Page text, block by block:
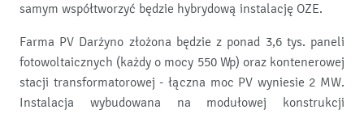
samym współtworzyć będzie hybrydową instalację OZE.
Farma PV Darżyno złożona będzie z ponad 3,6 tys. paneli
fotowoltaicznych (każdy o mocy 550 Wp) oraz kontenerowej
stacji transformatorowej - łączna moc PV wyniesie 2 MW.
Instalacja wybudowana na modułowej konstrukcji